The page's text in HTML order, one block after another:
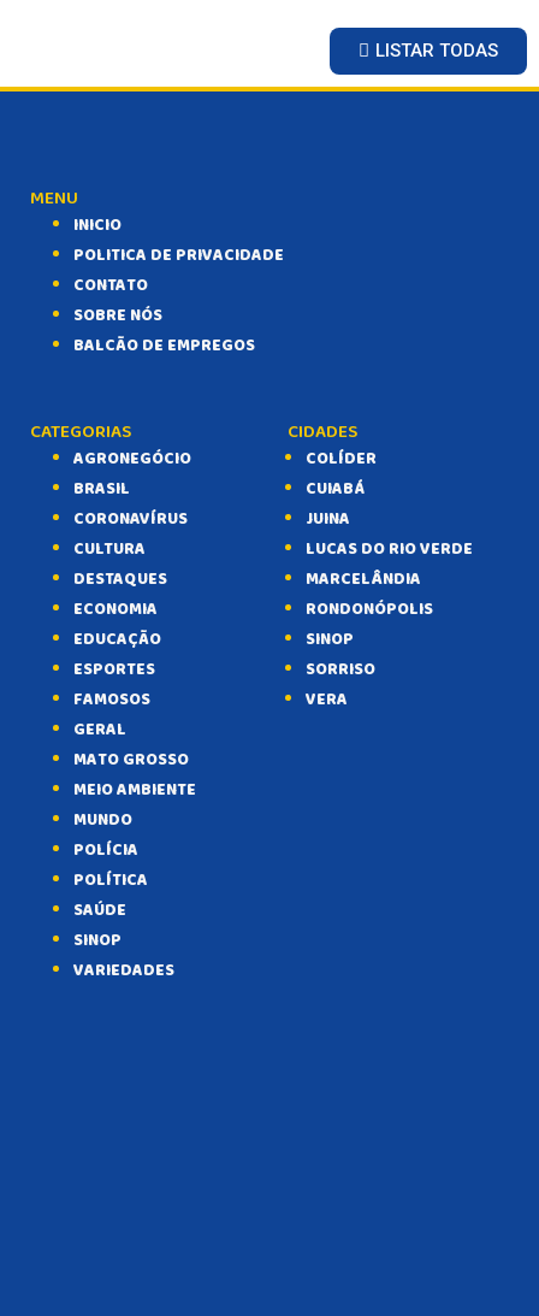
LISTAR TODAS
MENU
INICIO
POLITICA DE PRIVACIDADE
CONTATO
SOBRE NÓS
BALCÃO DE EMPREGOS
CATEGORIAS
AGRONEGÓCIO
BRASIL
CORONAVÍRUS
CULTURA
DESTAQUES
ECONOMIA
EDUCAÇÃO
ESPORTES
FAMOSOS
GERAL
MATO GROSSO
MEIO AMBIENTE
MUNDO
POLÍCIA
POLÍTICA
SAÚDE
SINOP
VARIEDADES
CIDADES
COLÍDER
CUIABÁ
JUINA
LUCAS DO RIO VERDE
MARCELÂNDIA
RONDONÓPOLIS
SINOP
SORRISO
VERA